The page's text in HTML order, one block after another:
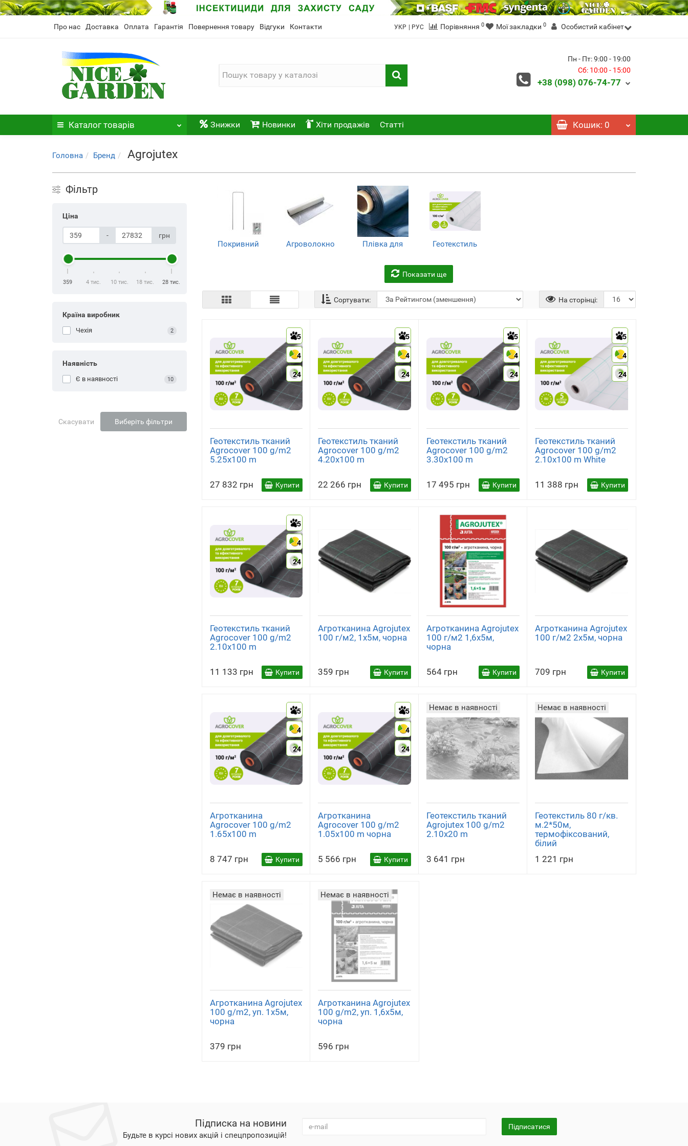
Про нас Доставка Оплата Гарантія Повернення товару Відгуки Контакти УКР | РУС Порівняння 0 Мої закладки 0 Особистий кабінет
Пн - Пт: 9:00 - 19:00
Сб: 10:00 - 15:00
+38 (098) 076-74-77
Каталог товарів Знижки Новинки Хіти продажів Статті Кошик: 0
Головна Бренд Agrojutex
Фільтр
Ціна
- грн
359 4 тис. 10 тис. 18 тис. 28 тис.
Країна виробник
Чехія 2
Наявність
Є в наявності 10
Скасувати Виберіть фільтри
Покривний
Агроволокно
Плівка для
Геотекстиль
Показати ще
Сортувати: На сторінці:
5
4
24
Геотекстиль тканий
Agrocover 100 g/m2
5.25x100 m
27 832 грн Купити
5
4
24
Геотекстиль тканий
Agrocover 100 g/m2
4.20x100 m
22 266 грн Купити
5
4
24
Геотекстиль тканий
Agrocover 100 g/m2
3.30x100 m
17 495 грн Купити
5
4
24
Геотекстиль тканий
Agrocover 100 g/m2
2.10x100 m White
11 388 грн Купити
5
4
24
Геотекстиль тканий
Agrocover 100 g/m2
2.10x100 m
11 133 грн Купити
Агротканина Agrojutex
100 г/м2, 1х5м, чорна
359 грн Купити
Агротканина Agrojutex
100 г/м2 1,6х5м,
чорна
564 грн Купити
Агротканина Agrojutex
100 г/м2 2х5м, чорна
709 грн Купити
5
4
24
Агротканина
Agrocover 100 g/m2
1.65x100 m
8 747 грн Купити
5
4
24
Агротканина
Agrocover 100 g/m2
1.05x100 m чорна
5 566 грн Купити
Немає в наявності
Геотекстиль тканий
Agrojutex 100 g/m2
2.10x20 m
3 641 грн
Немає в наявності
Геотекстиль 80 г/кв.
м.2*50м,
термофіксований,
білий
1 221 грн
Немає в наявності
Агротканина Agrojutex
100 g/m2, уп. 1х5м,
чорна
379 грн
Немає в наявності
Агротканина Agrojutex
100 g/m2, уп. 1,6х5м,
чорна
596 грн
Підписка на новини
Будьте в курсі нових акцій і спецпропозицій!
Підписатися